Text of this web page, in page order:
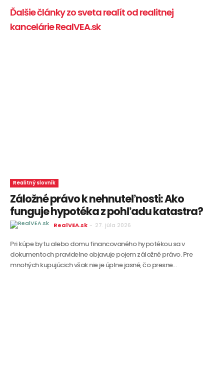
Ďalšie články zo sveta realít od realitnej
kancelárie RealVEA.sk
Realitný slovník
Záložné právo k nehnuteľnosti: Ako
funguje hypotéka z pohľadu katastra?
RealVEA.sk - 27. júla 2026
Pri kúpe bytu alebo domu financovaného hypotékou sa v
dokumentoch pravidelne objavuje pojem záložné právo. Pre
mnohých kupujúcich však nie je úplne jasné, čo presne...